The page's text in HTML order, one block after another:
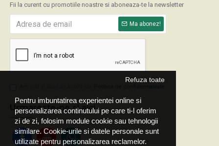
Pentru imbuntatirea experientei online si
personalizarea continutului pe care ti-l oferim
zi de zi, folosim module cookie sau tehnologii
similare. Cookie-urile si datele personale sunt
utilizate pentru personalizarea reclamelor.
Refuza toate
Fii la curent cu promotiile noastre si aboneaza-te la newsletter
Ma abonez!
Urmareste-ne si aici